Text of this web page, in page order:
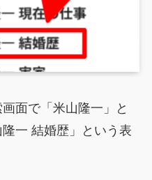
面で「米山隆一」と
一 結婚歴」という表